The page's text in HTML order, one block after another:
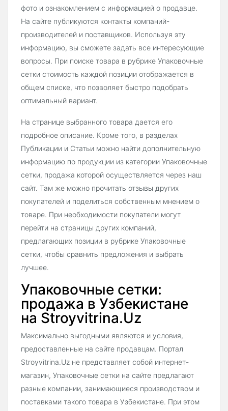
фото и ознакомлением с информацией о продавце.
На сайте публикуются контакты компаний-
производителей и поставщиков. Используя эту
информацию, вы сможете задать все интересующие
вопросы. При поиске товара в рубрике Упаковочные
сетки стоимость каждой позиции отображается в
общем списке, что позволяет быстро подобрать
оптимальный вариант.
На странице выбранного товара дается его
подробное описание. Кроме того, в разделах
Публикации и Статьи можно найти дополнительную
информацию по продукции из категории Упаковочные
сетки, продажа которой осуществляется через наш
сайт. Там же можно прочитать отзывы других
покупателей и поделиться собственным мнением о
товаре. При необходимости покупатели могут
перейти на страницы других компаний,
предлагающих позиции в рубрике Упаковочные
сетки, чтобы сравнить предложения и выбрать
лучшее.
Упаковочные сетки:
продажа в Узбекистане
на Stroyvitrina.Uz
Максимально выгодными являются и условия,
предоставленные на сайте продавцам. Портал
Stroyvitrina.Uz не представляет собой интернет-
магазин, Упаковочные сетки на сайте предлагают
разные компании, занимающиеся производством и
поставками такого товара в Узбекистане. При этом